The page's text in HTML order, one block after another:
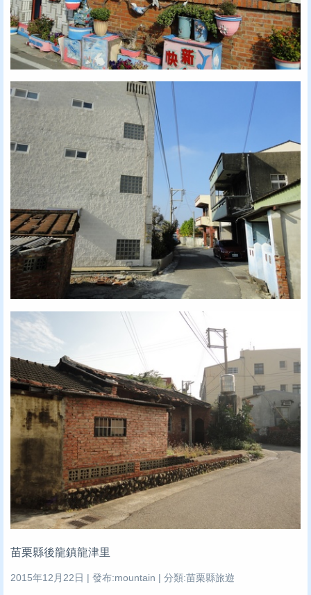
苗栗縣後龍鎮龍津里
2015年12月22日 | 發布:mountain | 分類:苗栗縣旅遊